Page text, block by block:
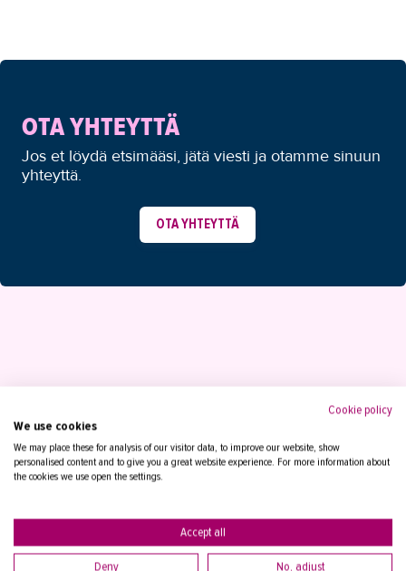
OTA YHTEYTTÄ
Jos et löydä etsimääsi, jätä viesti ja otamme sinuun
yhteyttä.
OTA YHTEYTTÄ
Tampereen Aikuiskoulutuskeskus
PL 15, 33821 Tampere
Vaihde03 2361 111
Cookie policy
We use cookies
We may place these for analysis of our visitor data, to improve our website, show
personalised content and to give you a great website experience. For more information about
the cookies we use open the settings.
Accept all
Deny No, adjust